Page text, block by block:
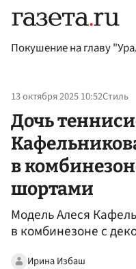
Покушение на главу
13 октября 2025 10:52Стиль
Дочь
в
шортами
Модель Алеся
в комбинезоне с
Ирина Избаш